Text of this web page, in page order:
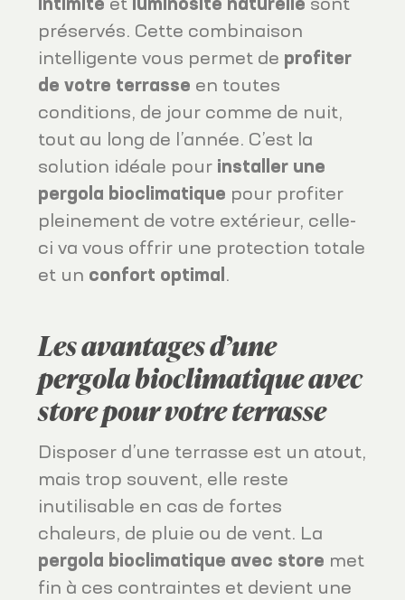
intimité et luminosité naturelle sont
préservés. Cette combinaison
intelligente vous permet de profiter
de votre terrasse en toutes
conditions, de jour comme de nuit,
tout au long de l’année. C’est la
solution idéale pour installer une
pergola bioclimatique pour profiter
pleinement de votre extérieur, celle-
ci va vous offrir une protection totale
et un confort optimal .
Les avantages d’une
pergola bioclimatique avec
store pour votre terrasse
Disposer d’une terrasse est un atout,
mais trop souvent, elle reste
inutilisable en cas de fortes
chaleurs, de pluie ou de vent. La
pergola bioclimatique avec store met
fin à ces contraintes et devient une